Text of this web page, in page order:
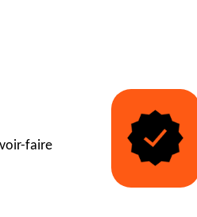
faire